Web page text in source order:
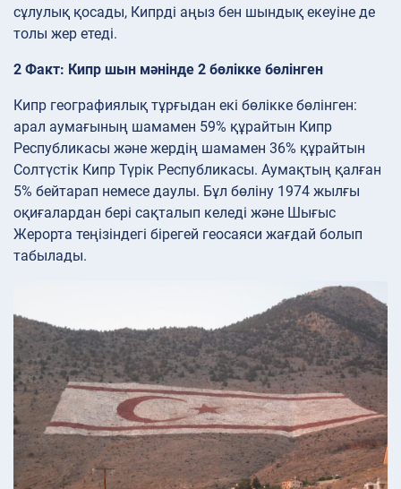
сұлулық қосады, Кипрді аңыз бен шындық екеуіне де
толы жер етеді.
2 Факт: Кипр шын мәнінде 2 бөлікке бөлінген
Кипр географиялық тұрғыдан екі бөлікке бөлінген:
арал аумағының шамамен 59% құрайтын Кипр
Республикасы және жердің шамамен 36% құрайтын
Солтүстік Кипр Түрік Республикасы. Аумақтың қалған
5% бейтарап немесе даулы. Бұл бөліну 1974 жылғы
оқиғалардан бері сақталып келеді және Шығыс
Жерорта теңізіндегі бірегей геосаяси жағдай болып
табылады.